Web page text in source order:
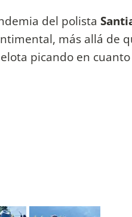
del polista
más allá de
picando en